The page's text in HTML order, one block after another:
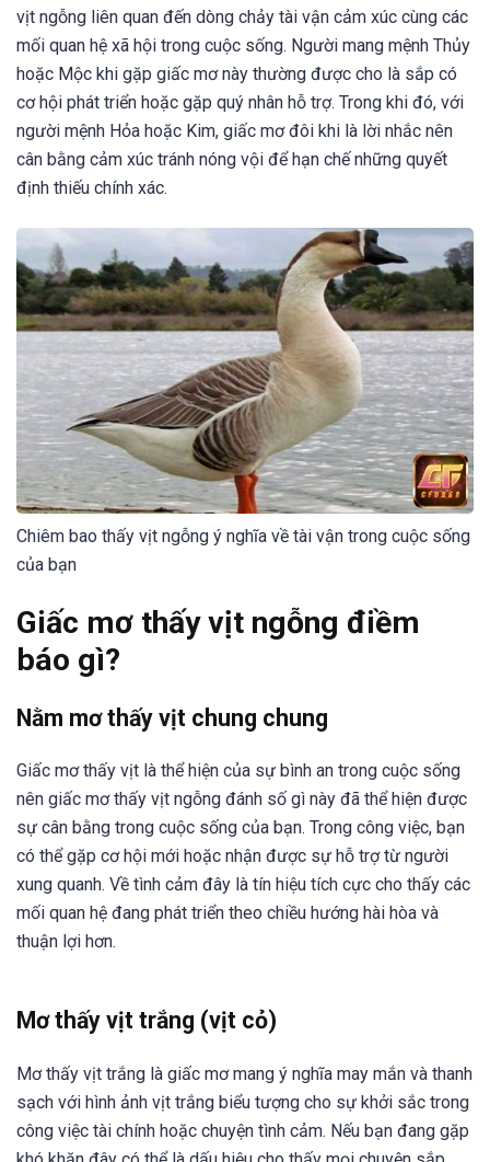
vịt ngỗng liên quan đến dòng chảy tài vận cảm xúc cùng các
mối quan hệ xã hội trong cuộc sống. Người mang mệnh Thủy
hoặc Mộc khi gặp giấc mơ này thường được cho là sắp có
cơ hội phát triển hoặc gặp quý nhân hỗ trợ. Trong khi đó, với
người mệnh Hỏa hoặc Kim, giấc mơ đôi khi là lời nhắc nên
cân bằng cảm xúc tránh nóng vội để hạn chế những quyết
định thiếu chính xác.
Chiêm bao thấy vịt ngỗng ý nghĩa về tài vận trong cuộc sống
của bạn
Giấc mơ thấy vịt ngỗng điềm
báo gì?
Nằm mơ thấy vịt chung chung
Giấc mơ thấy vịt là thể hiện của sự bình an trong cuộc sống
nên giấc mơ thấy vịt ngỗng đánh số gì này đã thể hiện được
sự cân bằng trong cuộc sống của bạn. Trong công việc, bạn
có thể gặp cơ hội mới hoặc nhận được sự hỗ trợ từ người
xung quanh. Về tình cảm đây là tín hiệu tích cực cho thấy các
mối quan hệ đang phát triển theo chiều hướng hài hòa và
thuận lợi hơn.
Mơ thấy vịt trắng (vịt cỏ)
Mơ thấy vịt trắng là giấc mơ mang ý nghĩa may mắn và thanh
sạch với hình ảnh vịt trắng biểu tượng cho sự khởi sắc trong
công việc tài chính hoặc chuyện tình cảm. Nếu bạn đang gặp